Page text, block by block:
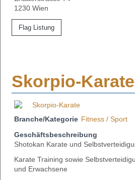
1230 Wien
Flag Listung
Skorpio-Karate
Branche/Kategorie Fitness / Sport
Geschäftsbeschreibung
Shotokan Karate und
Karate Training sowie
und Erwachsene